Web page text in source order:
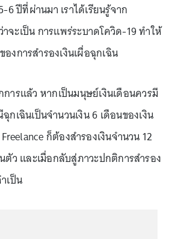
ปีที่ผ่านมา เราได้เรียนรู้จาก
ะเป็น การแพร่ระบาดโควิด-19 ทำให้
งการสำรองเงินเผื่อฉุกเฉิน
ารแล้ว หากเป็นมนุษย์เงินเดือนควรมี
กเฉินเป็นจำนวนเงิน 6 เดือนของเงิน
ก็ต้องสำรองเงินจำนวน 12
ตัว และเมื่อกลับสู่ภาวะปกติการสำรอง
เป็น